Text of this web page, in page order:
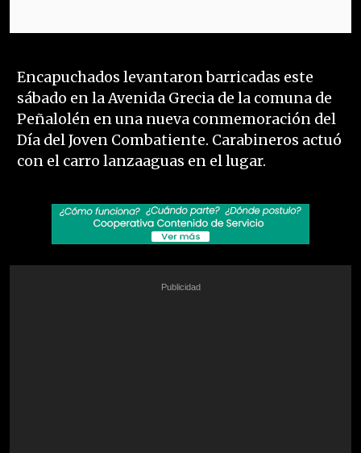
Encapuchados levantaron barricadas este
sábado en la Avenida Grecia de la comuna de
Peñalolén en una nueva conmemoración del
Día del Joven Combatiente. Carabineros actuó
con el carro lanzaaguas en el lugar.